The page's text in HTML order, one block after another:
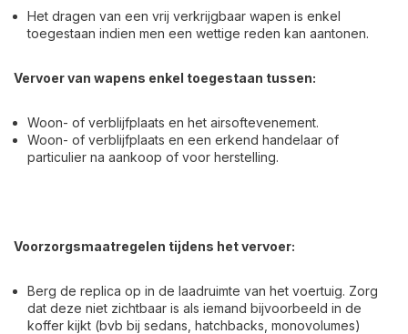
Het dragen van een vrij verkrijgbaar wapen is enkel
toegestaan indien men een wettige reden kan aantonen.
Vervoer van wapens enkel toegestaan tussen:
Woon- of verblijfplaats en het airsoftevenement.
Woon- of verblijfplaats en een erkend handelaar of
particulier na aankoop of voor herstelling.
Voorzorgsmaatregelen tijdens het vervoer:
Berg de replica op in de laadruimte van het voertuig. Zorg
dat deze niet zichtbaar is als iemand bijvoorbeeld in de
koffer kijkt (bvb bij sedans, hatchbacks, monovolumes)